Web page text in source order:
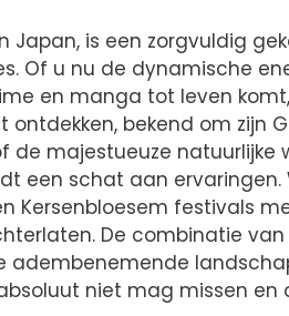
Japan, is een zorgvuldig
Of u nu de dynamische
en manga tot leven
ontdekken, bekend om zijn
de majestueuze natuurlijke
een schat aan ervaringen.
Kersenbloesem festivals
De combinatie
adembenemende
niet mag missen en